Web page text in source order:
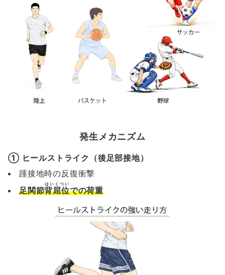
発生メカニズム
① ヒールストライク（後足部接地）
踵接地時の反復衝撃
足関節背屈位
はいくつい
での荷重